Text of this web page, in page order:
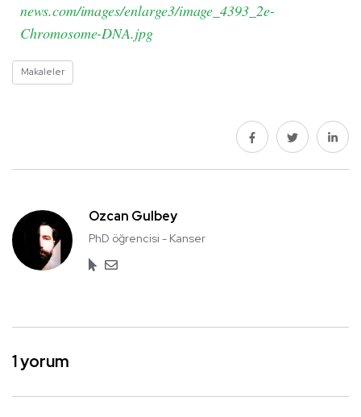
news.com/images/enlarge3/image_4393_2e-
Chromosome-DNA.jpg
Makaleler
Ozcan Gulbey
PhD öğrencisi - Kanser
1 yorum